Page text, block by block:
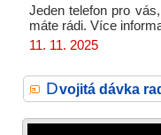
Jeden telefon pro
máte rádi. Více
11. 11. 2025
Dvojitá dávka